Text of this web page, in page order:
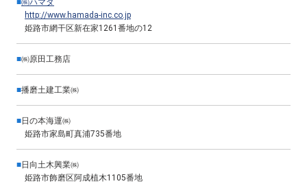
■㈱ハマダ
http://www.hamada-inc.co.jp
姫路市網干区新在家1261番地の12
■㈱原田工務店
■播磨土建工業㈱
■日の本海運㈱
姫路市家島町真浦735番地
■日向土木興業㈱
姫路市飾磨区阿成植木1105番地